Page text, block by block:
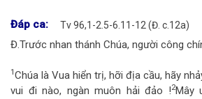
Đáp ca: Tv 96,1-2.5-6.11-12 (Đ. c.12a)
Đ.Trước nhan thánh Chúa, người công
1 Chúa là Vua hiển trị, hỡi địa cầu, hãy
vui đi nào, ngàn muôn hải đảo !2Mây